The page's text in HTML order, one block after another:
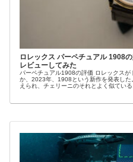
ロレックス パーペチュアル 1908
レビューしてみた
パーペチュアル1908の評価 ロレックス
か、2023年、1908という新作を発表し
えられ、チェリーニのそれとよく似てい